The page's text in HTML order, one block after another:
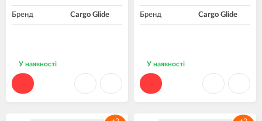
Бренд Cargo Glide
У наявності
Бренд Cargo Glide
У наявності